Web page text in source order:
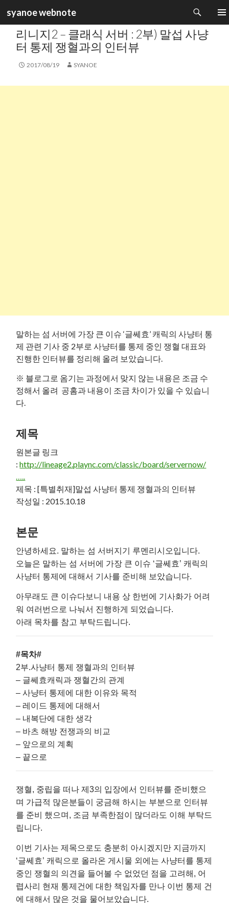
syanoe webnote
색
뛰
카테고리 :
리니지2 – 클래식 서버 : 2부) 말섭 사냥
터 통제 쟁혈과의 인터뷰
2017/08/19 SYANOE
말하는 섬 서버에 가장 큰 이슈 ‘글쎄효’ 캐릭의 사냥터 통
제 관련 기사 중 2부로 사냥터를 통제 중인 쟁혈 대표와
진행한 인터뷰를 정리해 올려 보았습니다.
※ 블로그로 옴기는 과정에서 맞지 않는 내용은 조금 수
정해서 올려 공홈과 내용이 조금 차이가 있을 수 있습니
다.
제목
원본글 링크
:http://lineage2.plaync.com/classic/board/servernow/
…..
제목 : [특별취재]말섭 사냥터 통제 쟁혈과의 인터뷰
작성일 : 2015.10.18
본문
안녕하세요. 말하는 섬 서버지기 루멘리시오입니다.
오늘은 말하는 섬 서버에 가장 큰 이슈 ‘글쎄효’ 캐릭의
사냥터 통제에 대해서 기사를 준비해 보았습니다.
아무래도 큰 이슈다보니 내용 상 한번에 기사화가 어려
워 여러번으로 나눠서 진행하게 되었습니다.
아래 목차를 참고 부탁드립니다.
#목차#
2부.사냥터 통제 쟁혈과의 인터뷰
– 글쎄효캐릭과 쟁혈간의 관계
– 사냥터 통제에 대한 이유와 목적
– 레이드 통제에 대해서
– 내복단에 대한 생각
– 바츠 해방 전쟁과의 비교
– 앞으로의 계획
– 끝으로
쟁혈, 중립을 떠나 제3의 입장에서 인터뷰를 준비했으
며 가급적 많은분들이 궁금해 하시는 부분으로 인터뷰
를 준비 했으며, 조금 부족한점이 많더라도 이해 부탁드
립니다.
이번 기사는 제목으로도 충분히 아시겠지만 지금까지
‘글쎄효’ 캐릭으로 올라온 게시물 외에는 사냥터를 통제
중인 쟁혈의 의견을 들어볼 수 없었던 점을 고려해, 어
렵사리 현재 통제건에 대한 책임자를 만나 이번 통제 건
에 대해서 많은 것을 물어보았습니다.